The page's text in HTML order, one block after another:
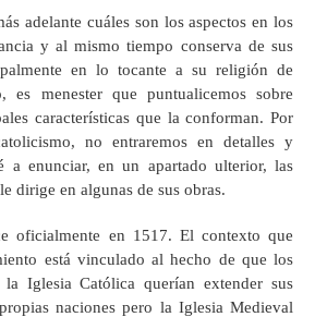
adelante cuáles son los aspectos en los
y al mismo tiempo conserva de sus
en lo tocante a su religión de
es menester que puntualicemos sobre
características que la conforman. Por
no entraremos en detalles y
a enunciar, en un apartado ulterior, las
dirige en algunas de sus obras.
oficialmente en 1517. El contexto que
está vinculado al hecho de que los
la Iglesia Católica querían extender sus
naciones pero la Iglesia Medieval